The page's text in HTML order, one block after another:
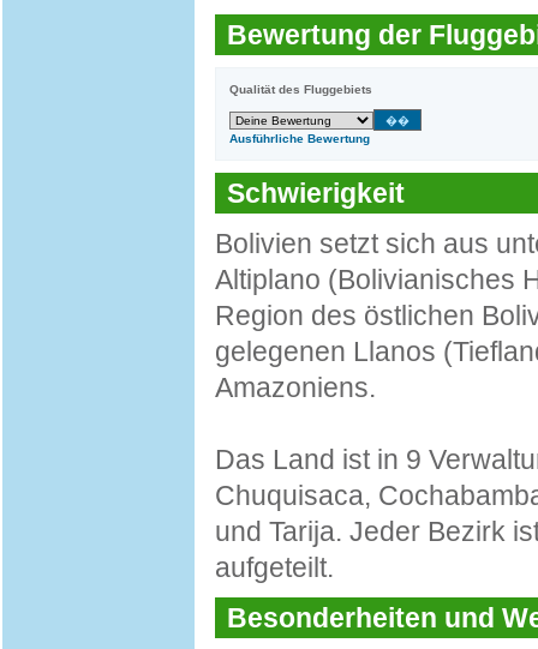
Bewertung der
Qualität des Fluggebiets
Ausführliche Bewertung
Schwierigkeit
Bolivien setzt sich aus
Altiplano (Bolivianisches
Region des östlichen
gelegenen Llanos
Amazoniens.
Das Land ist in 9
Chuquisaca,
und Tarija. Jeder Bezirk
aufgeteilt.
Besonderheiten und